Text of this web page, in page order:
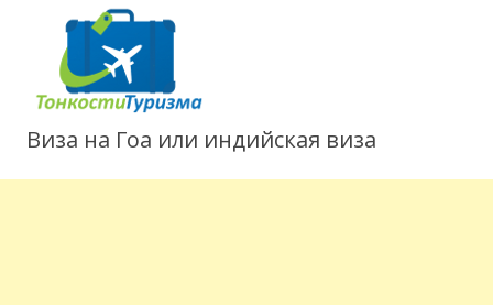
Виза на Гоа или индийская виза